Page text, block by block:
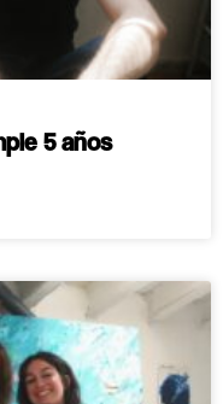
5 años